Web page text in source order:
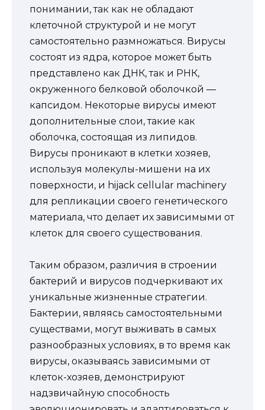
понимании, так как не обладают
клеточной структурой и не могут
самостоятельно размножаться. Вирусы
состоят из ядра, которое может быть
представлено как ДНК, так и РНК,
окруженного белковой оболочкой —
капсидом. Некоторые вирусы имеют
дополнительные слои, такие как
оболочка, состоящая из липидов.
Вирусы проникают в клетки хозяев,
используя молекулы-мишени на их
поверхности, и hijack cellular machinery
для репликации своего генетического
материала, что делает их зависимыми от
клеток для своего существования.
Таким образом, различия в строении
бактерий и вирусов подчеркивают их
уникальные жизненные стратегии.
Бактерии, являясь самостоятельными
существами, могут выживать в самых
разнообразных условиях, в то время как
вирусы, оказываясь зависимыми от
клеток-хозяев, демонстрируют
надзвичайную способность